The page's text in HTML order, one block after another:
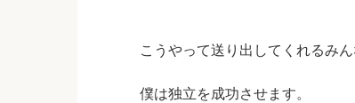
こうやって送り出してくれるみ
僕は独立を成功させます。